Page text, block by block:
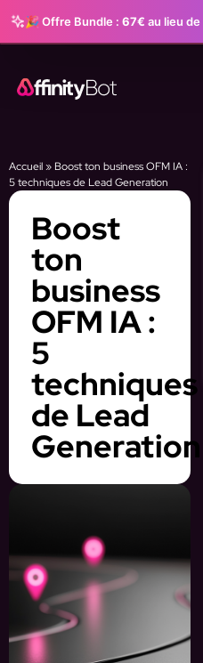
🎉 Offre Bundle : 67€ au lieu
Accueil» Boost ton business OFM IA :
5 techniques de Lead Generation
Boost
ton
business
OFM IA :
5
techniques
de Lead
Generation